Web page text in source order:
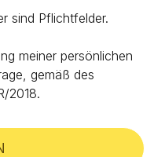
sind Pflichtfelder.
meiner persönlichen
gemäß des
2018.